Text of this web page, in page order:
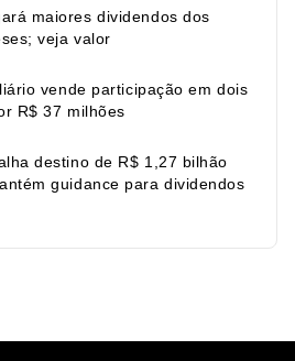
maiores dividendos dos
veja valor
vende participação em dois
R$ 37 milhões
destino de R$ 1,27 bilhão
guidance para dividendos